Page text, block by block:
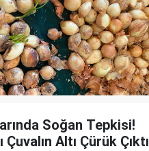
Soğan Tepkisi!
Çuvalın Altı Çürük Çıktı